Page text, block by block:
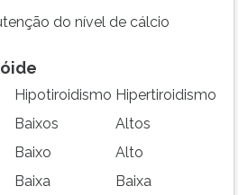
do nível de cálcio
Hipotiroidismo Hipertiroidismo
Baixos
Altos
Baixo
Alto
Baixa
Baixa